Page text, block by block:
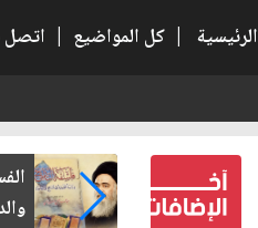
الرئيسية | كل المواضيع | اتصل
كتب لنفسه